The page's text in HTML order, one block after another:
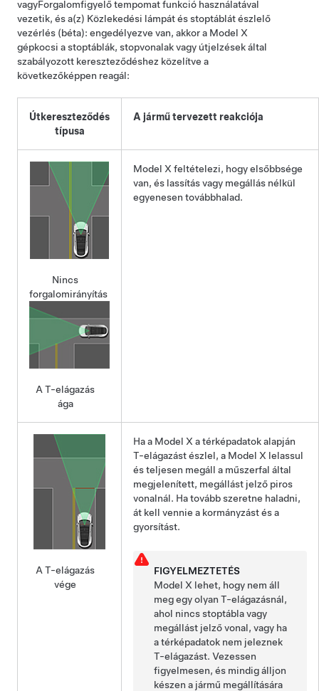
vagyForgalomfigyelő tempomatfunkció használatával
vezetik, és a(z) Közlekedési lámpát és stoptáblát észlelő
vezérlés (béta): engedélyezve van, akkor a Model X
gépkocsi a stoptáblák, stopvonalak vagy útjelzések által
szabályozott kereszteződéshez közelítve a
következőképpen reagál:
Útkereszteződés
típusa
A jármű tervezett reakciója
Nincs
forgalomirányítás
A T-elágazás
ága
Model X feltételezi, hogy elsőbbsége
van, és lassítás vagy megállás nélkül
egyenesen továbbhalad.
A T-elágazás
vége
Ha a Model X a térképadatok alapján
T-elágazást észlel, a Model X lelassul
és teljesen megáll a műszerfal által
megjelenített, megállást jelző piros
vonalnál. Ha tovább szeretne haladni,
át kell vennie a kormányzást és a
gyorsítást.
FIGYELMEZTETÉS
Model X lehet, hogy nem áll
meg egy olyan T-elágazásnál,
ahol nincs stoptábla vagy
megállást jelző vonal, vagy ha
a térképadatok nem jeleznek
T-elágazást. Vezessen
figyelmesen, és mindig álljon
készen a jármű megállítására